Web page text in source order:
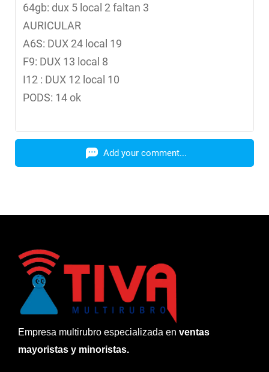
64gb: dux 5 local 2 faltan 3
AURICULAR
A6S: DUX 24 local 19
F9: DUX 13 local 8
I12 : DUX 12 local 10
PODS: 14 ok
Add your comment...
Empresa multirubro especializada en ventas
mayoristas y minoristas.